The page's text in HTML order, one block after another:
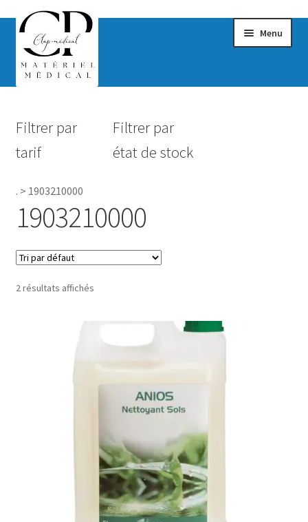
Menu
Hygiène
Accessoires Salle de bain
Filtrer par
tarif
Filtrer par
état de stock
. > 1903210000
1903210000
2 résultats affichés